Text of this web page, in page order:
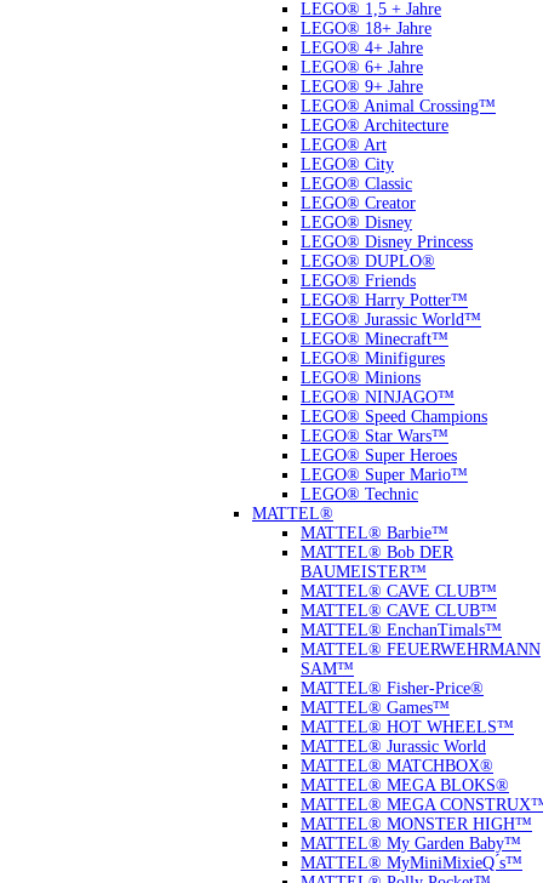
LEGO® 1,5 + Jahre
LEGO® 18+ Jahre
LEGO® 4+ Jahre
LEGO® 6+ Jahre
LEGO® 9+ Jahre
LEGO® Animal Crossing™
LEGO® Architecture
LEGO® Art
LEGO® City
LEGO® Classic
LEGO® Creator
LEGO® Disney
LEGO® Disney Princess
LEGO® DUPLO®
LEGO® Friends
LEGO® Harry Potter™
LEGO® Jurassic World™
LEGO® Minecraft™
LEGO® Minifigures
LEGO® Minions
LEGO® NINJAGO™
LEGO® Speed Champions
LEGO® Star Wars™
LEGO® Super Heroes
LEGO® Super Mario™
LEGO® Technic
MATTEL®
MATTEL® Barbie™
MATTEL® Bob DER
BAUMEISTER™
MATTEL® CAVE CLUB™
MATTEL® CAVE CLUB™
MATTEL® EnchanTimals™
MATTEL® FEUERWEHRMANN
SAM™
MATTEL® Fisher-Price®
MATTEL® Games™
MATTEL® HOT WHEELS™
MATTEL® Jurassic World
MATTEL® MATCHBOX®
MATTEL® MEGA BLOKS®
MATTEL® MEGA
MATTEL® MONSTER HIGH™
MATTEL® My Garden Baby™
MATTEL® MyMiniMixieQ ́s™